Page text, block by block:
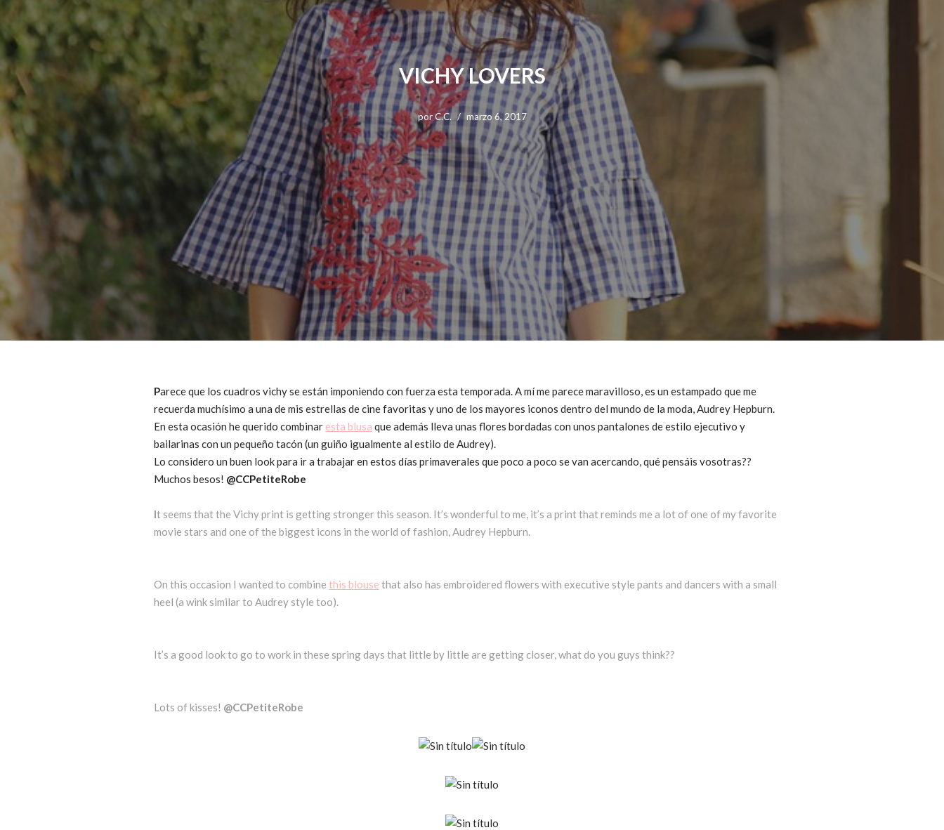
VICHY LOVERS
porC.C. marzo 6, 2017
Parece que los cuadros vichy se están imponiendo con fuerza esta temporada. A mí me parece maravilloso, es un estampado que me
recuerda muchísimo a una de mis estrellas de cine favoritas y uno de los mayores iconos dentro del mundo de la moda, Audrey Hepburn.
En esta ocasión he querido combinar esta blusa que además lleva unas flores bordadas con unos pantalones de estilo ejecutivo y
bailarinas con un pequeño tacón (un guiño igualmente al estilo de Audrey).
Lo considero un buen look para ir a trabajar en estos días primaverales que poco a poco se van acercando, qué pensáis vosotras??
Muchos besos! @CCPetiteRobe
It seems that the Vichy print is getting stronger this season. It’s wonderful to me, it’s a print that reminds me a lot of one of my favorite
movie stars and one of the biggest icons in the world of fashion, Audrey Hepburn.
On this occasion I wanted to combine this blouse that also has embroidered flowers with executive style pants and dancers with a small
heel (a wink similar to Audrey style too).
It’s a good look to go to work in these spring days that little by little are getting closer, what do you guys think??
Lots of kisses! @CCPetiteRobe